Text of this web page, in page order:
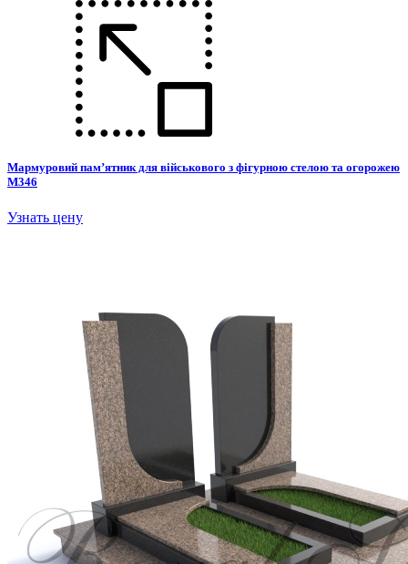
Мармуровий пам’ятник для військового з фігурною стелою та огорожею
М346
Узнать цену